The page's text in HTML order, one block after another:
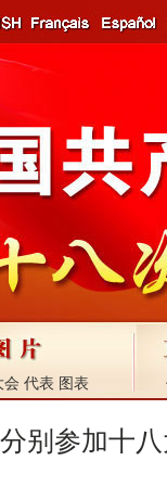
会 代表 图表
别参加十